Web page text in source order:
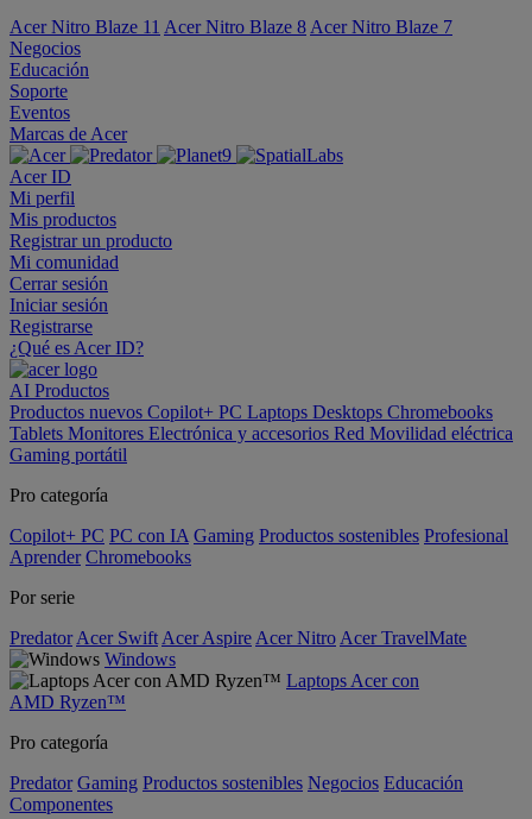
Acer Nitro Blaze 11 Acer Nitro Blaze 8 Acer Nitro Blaze 7
Negocios
Educación
Soporte
Eventos
Marcas de Acer
Acer ID
Mi perfil
Mis productos
Registrar un producto
Mi comunidad
Cerrar sesión
Iniciar sesión
Registrarse
¿Qué es Acer ID?
AI Productos
Productos nuevos Copilot+ PC Laptops Desktops Chromebooks
Tablets Monitores Electrónica y accesorios Red Movilidad eléctrica
Gaming portátil
Pro categoría
Copilot+ PC PC con IA Gaming Productos sostenibles Profesional
Aprender Chromebooks
Por serie
Predator Acer Swift Acer Aspire Acer Nitro Acer TravelMate
Windows
Laptops Acer con
AMD Ryzen™
Pro categoría
Predator Gaming Productos sostenibles Negocios Educación
Componentes